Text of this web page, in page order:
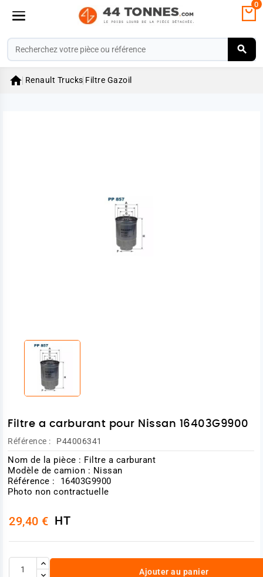
0
 Renault Trucks Filtre Gazoil
Filtre a carburant pour Nissan 16403G9900
Référence : P44006341
Nom de la pièce : Filtre a carburant
Modèle de camion : Nissan
Référence : 16403G9900
Photo non contractuelle
29,40 € HT
Ajouter au panier